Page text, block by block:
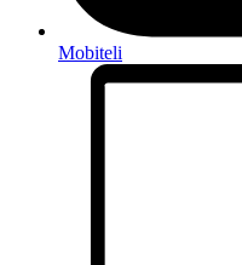
Mobiteli